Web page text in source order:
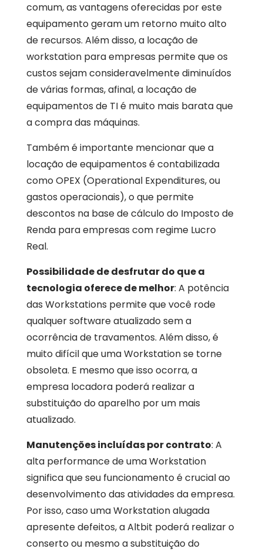
comum, as vantagens oferecidas por este
equipamento geram um retorno muito alto
de recursos. Além disso, a locação de
workstation para empresas permite que os
custos sejam consideravelmente diminuídos
de várias formas, afinal, a locação de
equipamentos de TI é muito mais barata que
a compra das máquinas.
Também é importante mencionar que a
locação de equipamentos é contabilizada
como OPEX (Operational Expenditures, ou
gastos operacionais), o que permite
descontos na base de cálculo do Imposto de
Renda para empresas com regime Lucro
Real.
Possibilidade de desfrutar do que a
tecnologia oferece de melhor: A potência
das Workstations permite que você rode
qualquer software atualizado sem a
ocorrência de travamentos. Além disso, é
muito difícil que uma Workstation se torne
obsoleta. E mesmo que isso ocorra, a
empresa locadora poderá realizar a
substituição do aparelho por um mais
atualizado.
Manutenções incluídas por contrato: A
alta performance de uma Workstation
significa que seu funcionamento é crucial ao
desenvolvimento das atividades da empresa.
Por isso, caso uma Workstation alugada
apresente defeitos, a Altbit poderá realizar o
conserto ou mesmo a substituição do